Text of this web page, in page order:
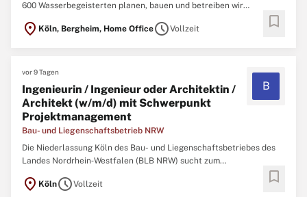
600 Wasserbegeisterten planen, bauen und betreiben wir
Regenüberlauf- und Hochwasserrückhaltebecken. Darüber hinaus
location_on Köln, Bergheim, Home OfficescheduleVollzeit bookmark
vor 9 Tagen
Ingenieurin / Ingenieur oder Architektin /
Architekt (w/m/d) mit Schwerpunkt
Projektmanagement
Bau- und Liegenschaftsbetrieb NRW
B
Die Niederlassung Köln des Bau- und Liegenschaftsbetriebes des
Landes Nordrhein‑Westfalen (BLB NRW) sucht zum
nächstmöglichen Zeitpunkt eine/einen Ingenieurin / Ingenieur oder
Architektin / Architekten (w/m/d) mit Schwerpunkt
location_on KölnscheduleVollzeit bookmark